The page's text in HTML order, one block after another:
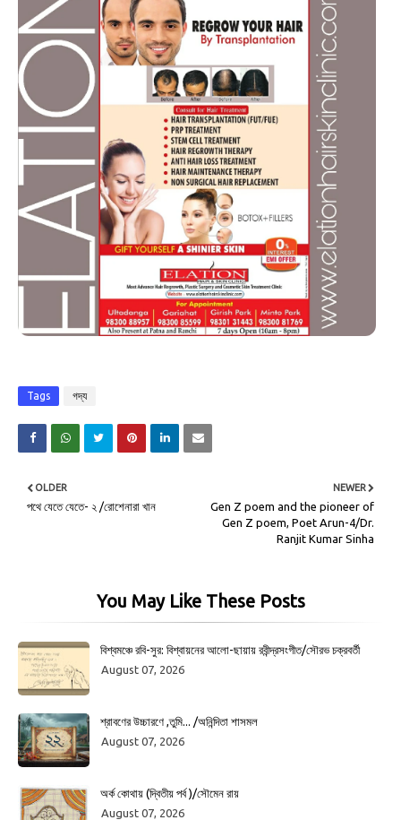
Tags গদ্য
NEWER
Gen Z poem and the pioneer of
Gen Z poem, Poet Arun-4/Dr.
Ranjit Kumar Sinha
OLDER
পথে যেতে যেতে- ২ /রোশেনারা খান
You May Like These Posts
বিশ্বমঞ্চে রবি-সুর: বিশ্বায়নের আলো-ছায়ায় রবীন্দ্রসংগীত/সৌরভ চক্রবর্তী
August 07, 2026
শ্রাবণের উচ্চারণে ,তুমি... /অনিন্দিতা শাসমল
August 07, 2026
অর্ক কোথায় (দ্বিতীয় পর্ব )/সৌমেন রায়
August 07, 2026